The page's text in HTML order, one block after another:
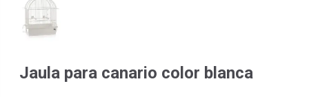
Jaula para canario color blanca